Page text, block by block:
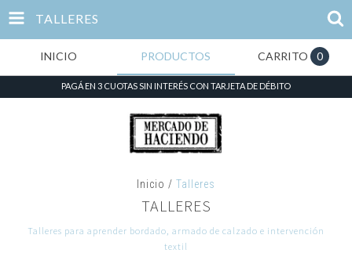
TALLERES
INICIO PRODUCTOS CARRITO 0
PAGÁ EN 3 CUOTAS SIN INTERÉS CON TARJETA DE DÉBITO
Inicio / Talleres
TALLERES
Talleres para aprender bordado, armado de calzado e intervención
textil